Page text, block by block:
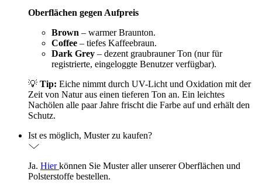
Oberflächen gegen Aufpreis
Brown – warmer Braunton.
Coffee – tiefes Kaffeebraun.
Dark Grey – dezent graubrauner Ton (nur für
registrierte, eingeloggte Benutzer verfügbar).
💡 Tip: Eiche nimmt durch UV-Licht und Oxidation mit der
Zeit von Natur aus einen tieferen Ton an. Ein leichtes
Nachölen alle paar Jahre frischt die Farbe auf und erhält den
Schutz.
Ist es möglich, Muster zu kaufen?
Ja. Hierkönnen Sie Muster aller unserer Oberflächen und
Polsterstoffe bestellen.